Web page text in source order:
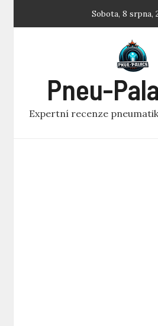
Sobota, 8 srpna,
Pneu-
Expertní recenze